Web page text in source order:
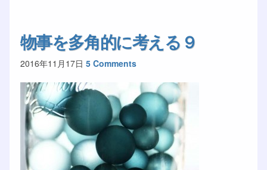
物事を多角的に考える９
2016年11月17日 5 Comments